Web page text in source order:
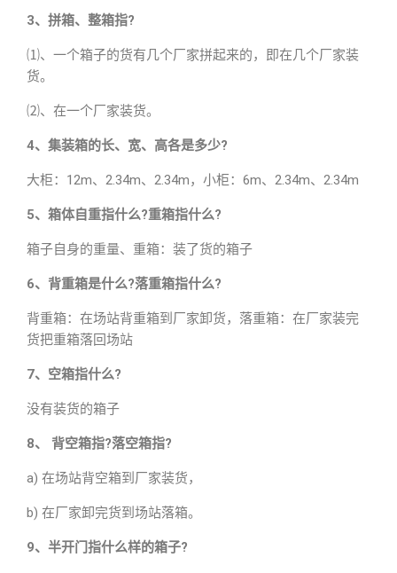
3、拼箱、整箱指?
⑴、一个箱子的货有几个厂家拼起来的，即在几个厂家装
货。
⑵、在一个厂家装货。
4、集装箱的长、宽、高各是多少?
大柜：12m、2.34m、2.34m，小柜：6m、2.34m、2.34m
5、箱体自重指什么?重箱指什么?
箱子自身的重量、重箱：装了货的箱子
6、背重箱是什么?落重箱指什么?
背重箱：在场站背重箱到厂家卸货，落重箱：在厂家装完
货把重箱落回场站
7、空箱指什么?
没有装货的箱子
8、 背空箱指?落空箱指?
a) 在场站背空箱到厂家装货，
b) 在厂家卸完货到场站落箱。
9、半开门指什么样的箱子?